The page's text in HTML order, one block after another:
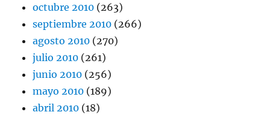
octubre 2010 (263)
septiembre 2010 (266)
agosto 2010 (270)
julio 2010 (261)
junio 2010 (256)
mayo 2010 (189)
abril 2010 (18)